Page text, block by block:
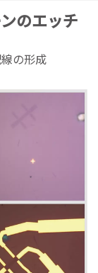
のエッチ
の形成